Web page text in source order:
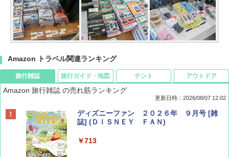
Amazon トラベル関連ランキング
旅行雑誌
Amazon 旅行雑誌 の売れ筋ランキング
更新日時：2026/08/07 12:02
ディズニーファン ２０２６年 ９月号 [雑
誌] (ＤＩＳＮＥＹ ＦＡＮ)
￥713
旅行ガイド・地図 テント アウトドア